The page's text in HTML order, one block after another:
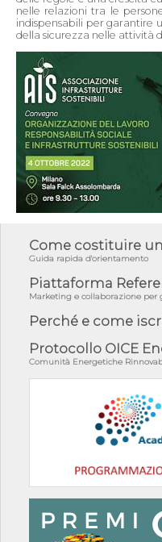
nelle relazioni tra le
indispensabili per garantire
della sicurezza nelle attività
Come costituire
Guida rapida d'orientamento
Piattaforma
Marketing e collaborazione per
Perché e come
Protocollo OICE
Comunità Energetiche